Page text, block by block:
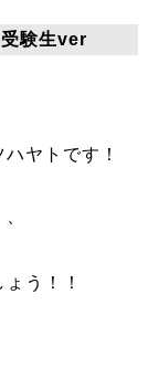
験生ver
ヤトです！
う！！